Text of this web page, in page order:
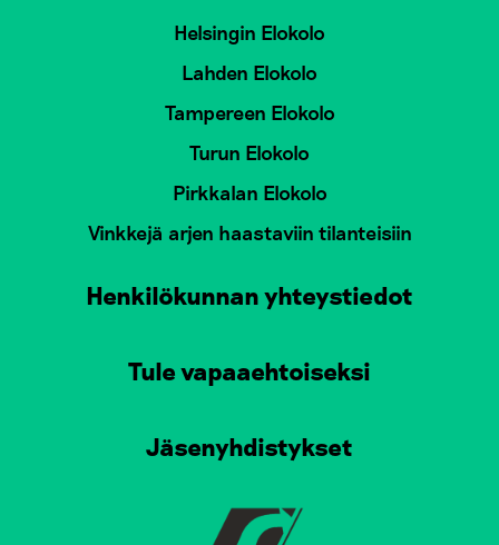
Helsingin Elokolo
Lahden Elokolo
Tampereen Elokolo
Turun Elokolo
Pirkkalan Elokolo
Vinkkejä arjen haastaviin tilanteisiin
Henkilökunnan yhteystiedot
Tule vapaaehtoiseksi
Jäsenyhdistykset